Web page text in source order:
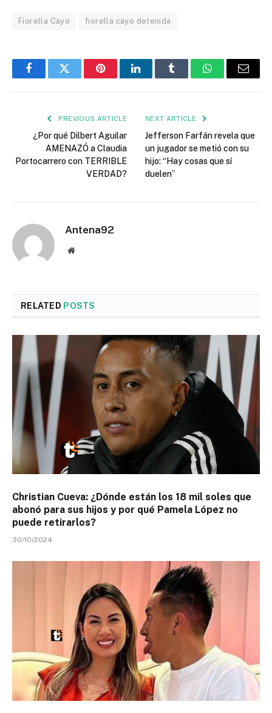
Fiorella Cayo fiorella cayo detenida
FacebookTwitter PinterestLinkedInTumblr WhatsAppEmail
PREVIOUS ARTICLE
¿Por qué Dilbert Aguilar
AMENAZÓ a Claudia
Portocarrero con TERRIBLE
VERDAD?
NEXT ARTICLE
Jefferson Farfán revela que
un jugador se metió con su
hijo: “Hay cosas que sí
duelen”
Antena92
Website
RELATED POSTS
Christian Cueva: ¿Dónde están los 18 mil soles que
abonó para sus hijos y por qué Pamela López no
puede retirarlos?
30/10/2024